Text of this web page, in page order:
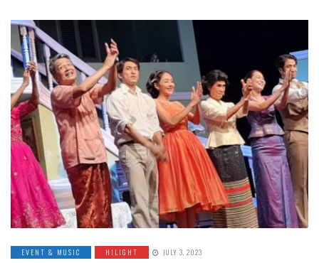
EVENT & MUSIC HILIGHT JULY 3, 2023